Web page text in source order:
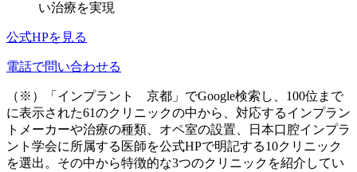
い治療を実現
公式HPを見る
電話で問い合わせる
（※）「インプラント 京都」でGoogle検索し、100位まで
に表示された61のクリニックの中から、対応するインプラン
トメーカーや治療の種類、オペ室の設置、日本口腔インプラ
ント学会に所属する医師を公式HPで明記する10クリニック
を選出。その中から特徴的な3つのクリニックを紹介してい